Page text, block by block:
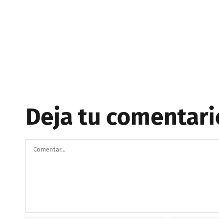
Deja tu
Comentar